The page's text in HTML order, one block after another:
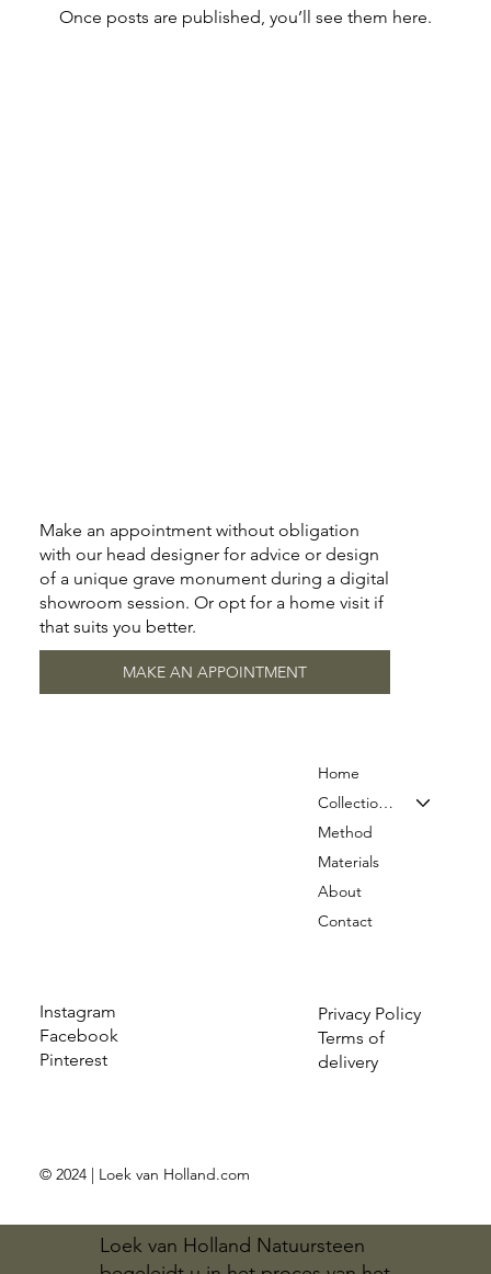
Loek van Holland Natuursteen
Once posts are published, you’ll see them here.
Instagram
Facebook
Pinterest
Privacy Policy
Terms of
delivery
Home
Collection & Prices
Method
Materials
About
Contact
© 2024 | Loek van Holland.com
Make an appointment without obligation
with our head designer for advice or design
of a unique grave monument during a digital
showroom session. Or opt for a home visit if
that suits you better.
MAKE AN APPOINTMENT